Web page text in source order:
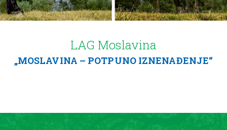
LAG Moslavina
„MOSLAVINA – POTPUNO IZNENAĐENJE“